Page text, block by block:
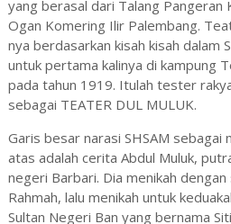
yang berasal dari Talang Pangeran
Ogan Komering Ilir Palembang.
nya berdasarkan kisah kisah dalam
untuk pertama kalinya di kampung
pada tahun 1919. Itulah tester
sebagai TEATER DUL MULUK.
Garis besar narasi SHSAM sebagai
atas adalah cerita Abdul Muluk,
negeri Barbari. Dia menikah
Rahmah, lalu menikah untuk
Sultan Negeri Ban yang bernama